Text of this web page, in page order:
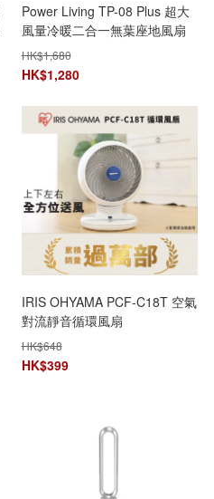
Power Living TP-08 Plus 超大
風量冷暖二合一無葉座地風扇
【+贈送1張 百佳現金券 $50】
HK$1,680
HK$1,280
IRIS OHYAMA PCF-C18T 空氣
對流靜音循環風扇
HK$648
HK$399